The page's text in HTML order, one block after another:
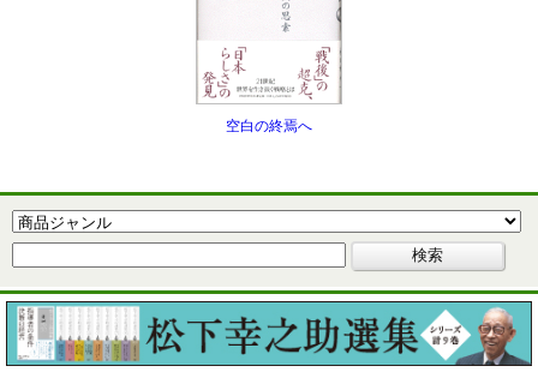
空白の終焉へ